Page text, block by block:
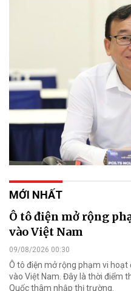
MỚI NHẤT
Ô tô điện mở rộng
vào Việt Nam
09/08/2026 00:30
Ô tô điện mở rộng phạm vi
vào Việt Nam. Đây là thời điểm
Quốc thâm nhập thị trường.